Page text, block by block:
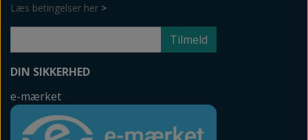
Læs betingelser her >
Tilmeld
DIN SIKKERHED
e-mærket